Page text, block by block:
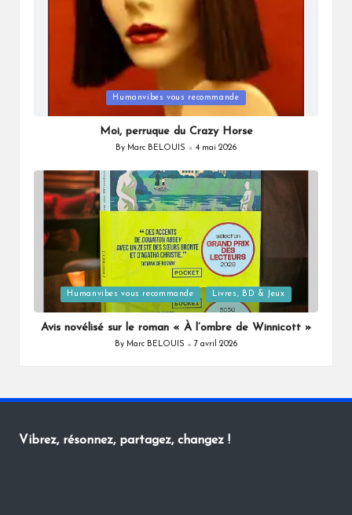
in
Humanvibes vous recommande
Moi, perruque du Crazy Horse
Posted
By Marc BELOUIS 4 mai 2026
Posted
in
Humanvibes vous recommande Livres, BD & Jeux
Avis novélisé sur le roman « À l’ombre de Winnicott »
Posted
By Marc BELOUIS 7 avril 2026
Vibrez, résonnez, partagez, changez !